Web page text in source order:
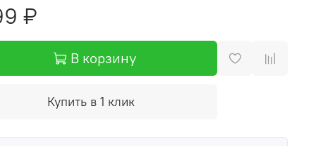
₽
В корзину
Купить в 1 клик